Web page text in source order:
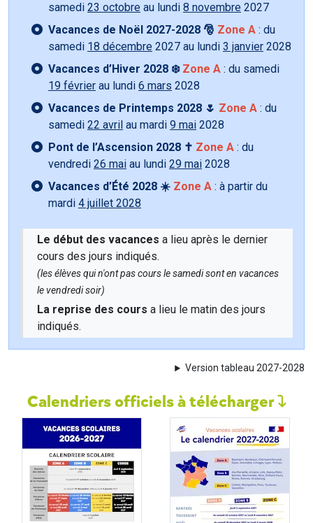
samedi 23 octobre au lundi 8 novembre 2027
Vacances de Noël 2027-2028 🎅 Zone A : du
samedi 18 décembre 2027 au lundi 3 janvier 2028
Vacances d’Hiver 2028 ❄️ Zone A : du samedi
19 février au lundi 6 mars 2028
Vacances de Printemps 2028 🌷 Zone A : du
samedi 22 avril au mardi 9 mai 2028
Pont de l’Ascension 2028 ✝️ Zone A : du
vendredi 26 mai au lundi 29 mai 2028
Vacances d’Été 2028 ☀️ Zone A : à partir du
mardi 4 juillet 2028
Le début des vacances a lieu après le dernier
cours des jours indiqués.
(les élèves qui n'ont pas cours le samedi sont en vacances
le vendredi soir)
La reprise des cours a lieu le matin des jours
indiqués.
Version tableau 2027-2028
Calendriers officiels à télécharger